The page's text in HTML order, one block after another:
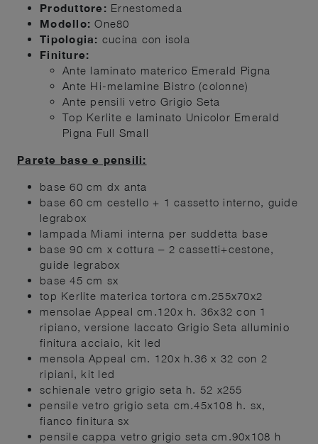
Produttore: Ernestomeda
Modello:One80
Tipologia: cucina con isola
Finiture:
Ante laminato materico Emerald Pigna
Ante Hi-melamine Bistro (colonne)
Ante pensili vetro Grigio Seta
Top Kerlite e laminato Unicolor Emerald
Pigna Full Small
Parete base e pensili:
base 60 cm dx anta
base 60 cm cestello + 1 cassetto interno, guide
legrabox
lampada Miami interna per suddetta base
base 90 cm x cottura – 2 cassetti+cestone,
guide legrabox
base 45 cm sx
top Kerlite materica tortora cm.255x70x2
mensolae Appeal cm.120x h. 36x32 con 1
ripiano, versione laccato Grigio Seta alluminio
finitura acciaio, kit led
mensola Appeal cm. 120x h.36 x 32 con 2
ripiani, kit led
schienale vetro grigio seta h. 52 x255
pensile vetro grigio seta cm.45x108 h. sx,
fianco finitura sx
pensile cappa vetro grigio seta cm.90x108 h